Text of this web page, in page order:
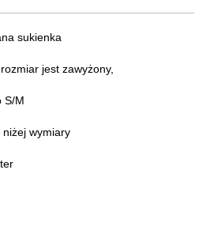
sukienka
jest zawyżony,
S/M
wymiary